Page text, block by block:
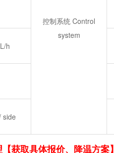
控制系统 Control
system
h
side
【获取具体报价、降温方案】